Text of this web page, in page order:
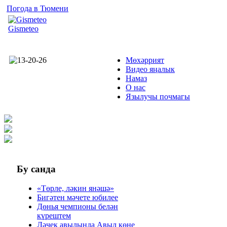
Погода в Тюмени
Gismeteo
Мөхәррият
Видео яңалык
Намаз
О нас
Язылучы почмагы
Бу санда
«Төрле, ләкин янәшә»
Бигәтен мәчете юбилее
Дөнья чемпионы белән
күрештем
Ләчек авылында Авыл көне